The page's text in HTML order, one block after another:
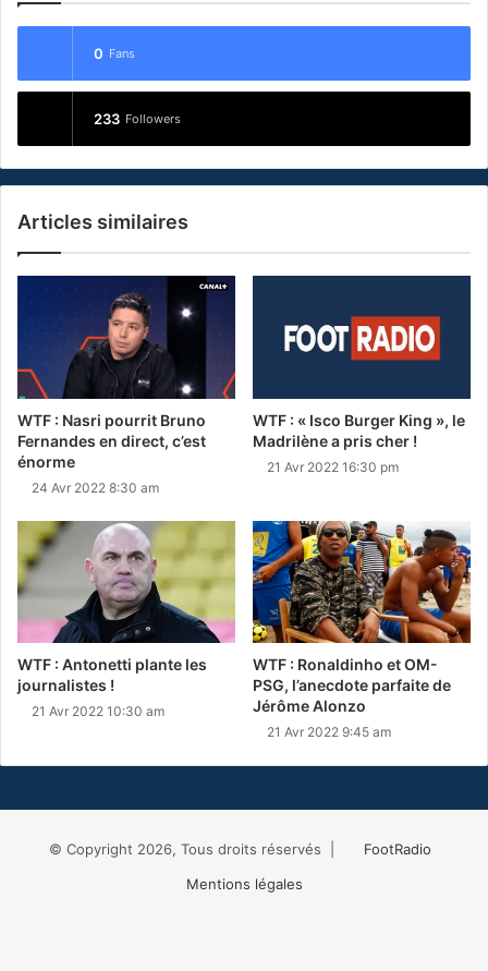
0 Fans
233 Followers
Articles similaires
WTF : Nasri pourrit Bruno
Fernandes en direct, c’est
énorme
24 Avr 2022 8:30 am
WTF : « Isco Burger King », le
Madrilène a pris cher !
21 Avr 2022 16:30 pm
WTF : Antonetti plante les
journalistes !
21 Avr 2022 10:30 am
WTF : Ronaldinho et OM-
PSG, l’anecdote parfaite de
Jérôme Alonzo
21 Avr 2022 9:45 am
© Copyright 2026, Tous droits réservés |
FootRadio
Mentions légales